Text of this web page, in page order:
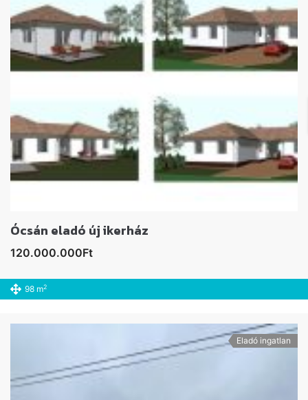
Ócsán eladó új ikerház
120.000.000Ft
98 m2
Eladó ingatlan